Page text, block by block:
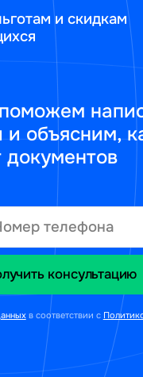
и скидкам
и объясним,
документов
в соответствии с